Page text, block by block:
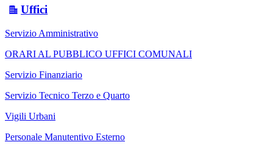
Uffici
Servizio Amministrativo
ORARI AL PUBBLICO UFFICI COMUNALI
Servizio Finanziario
Servizio Tecnico Terzo e Quarto
Vigili Urbani
Personale Manutentivo Esterno